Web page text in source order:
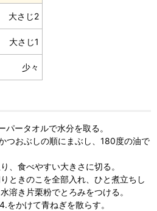
大さじ2
大さじ1
少々
パータオルで水分を取る。
つおぶしの順にまぶし、180度の油で
、食べやすい大きさに切る。
ときのこを全部入れ、ひと煮立ちし
溶き片栗粉でとろみをつける。
をかけて青ねぎを散らす。